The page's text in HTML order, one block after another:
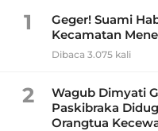
1
Geger! Suami
Kecamatan
Dibaca 3.075 kali
2
Wagub Dimyati
Paskibraka
Orangtua